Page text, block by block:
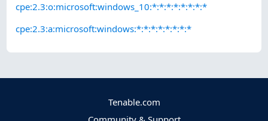
cpe:2.3:o:microsoft:windows_10:*:*:*:*:*:*:*:*
cpe:2.3:a:microsoft:windows:*:*:*:*:*:*:*:*
Tenable.com